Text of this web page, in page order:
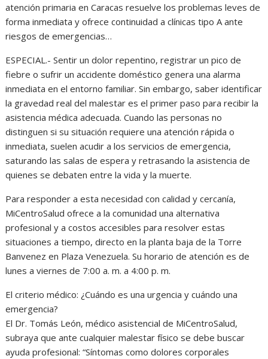
atención primaria en Caracas resuelve los problemas leves de
forma inmediata y ofrece continuidad a clínicas tipo A ante
riesgos de emergencias…
ESPECIAL.- Sentir un dolor repentino, registrar un pico de
fiebre o sufrir un accidente doméstico genera una alarma
inmediata en el entorno familiar. Sin embargo, saber identificar
la gravedad real del malestar es el primer paso para recibir la
asistencia médica adecuada. Cuando las personas no
distinguen si su situación requiere una atención rápida o
inmediata, suelen acudir a los servicios de emergencia,
saturando las salas de espera y retrasando la asistencia de
quienes se debaten entre la vida y la muerte.
Para responder a esta necesidad con calidad y cercanía,
MiCentroSalud ofrece a la comunidad una alternativa
profesional y a costos accesibles para resolver estas
situaciones a tiempo, directo en la planta baja de la Torre
Banvenez en Plaza Venezuela. Su horario de atención es de
lunes a viernes de 7:00 a. m. a 4:00 p. m.
El criterio médico: ¿Cuándo es una urgencia y cuándo una
emergencia?
El Dr. Tomás León, médico asistencial de MiCentroSalud,
subraya que ante cualquier malestar físico se debe buscar
ayuda profesional: “Síntomas como dolores corporales